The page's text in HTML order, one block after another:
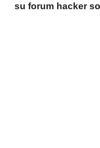
su forum hacker